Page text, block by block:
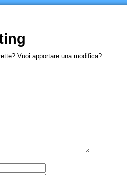
Vuoi apportare una modifica?